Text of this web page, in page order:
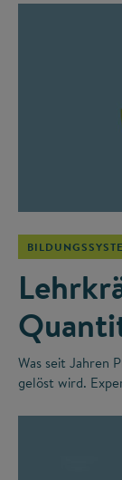
Was seit Jahren
gelöst wird.